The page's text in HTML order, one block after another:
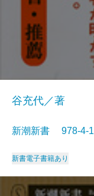
谷充代／著
新潮新書 978-4-
新書電子書籍あり